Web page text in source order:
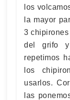
los
la mayor
3
del grifo
repetimos
los
usarlos.
las